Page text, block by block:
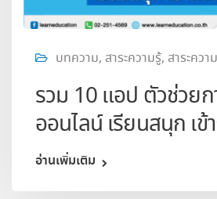
บทความ, สาระความรู้, สาระควา
รวม 10 แอป ตัวช่วยก
ออนไลน์ เรียนสนุก เข้
อ่านเพิ่มเติม